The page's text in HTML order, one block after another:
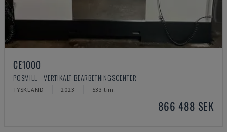
CE1000
POSMILL - VERTIKALT BEARBETNINGSCENTER
TYSKLAND 2023 533 tim.
866 488 SEK